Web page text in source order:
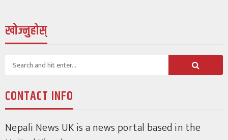
सातौं प्रतिभा नक्षत्र अगस्ट १६ मा हुँदै,
बालबालिकालाई सहभागी गराउन अपिल
श्रीकृष्ण उप्रेती 1 month ago
खोज्नुहोस्
CONTACT INFO
Nepali News UK is a news portal based in the